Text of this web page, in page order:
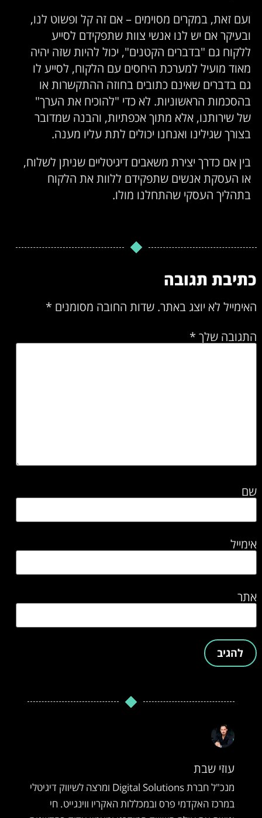
ועם זאת, במקרים מסוימים – אם זה קל ופשוט לנו,
ובעיקר אם יש לנו אנשי צוות שתפקידם לסייע
ללקוח גם "בדברים הקטנים", יכול להיות שזה יהיה
מאוד מועיל למערכת היחסים עם הלקוח, לסייע לו
גם בדברים שאינם כתובים בחוזה ההתקשרות או
בהסכמות הראשוניות. לא כדי "להוכיח את הערך"
של שירותנו, אלא מתוך אכפתיות, והבנה שמדובר
בצורך שגילינו ואנחנו יכולים לתת עליו מענה.
בין אם כדרך יצירת משאבים דיגיטליים שניתן לשלוח,
או העסקת אנשים שתפקידם ללוות את הלקוח
בתהליך העסקי שהתחלנו מולו.
כתיבת תגובה
האימייל לא יוצג באתר. שדות החובה מסומנים *
התגובה שלך *
שם
אימייל
אתר
עוזי שבת
מנכ"ל חברת Digital Solutions ומרצה לשיווק דיגיטלי
במרכז האקדמי פרס ובמכללות האקריו ווינגייט. חי